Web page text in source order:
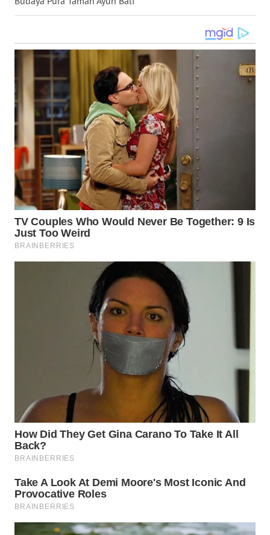
WN
WN
DAIRI
WN
DANAU
TOBA
WN
NIAS
WN
LANGKAT
WN
WN
SIMALUNGUN
WN
LABUHANBATU
WN
TAPANULI